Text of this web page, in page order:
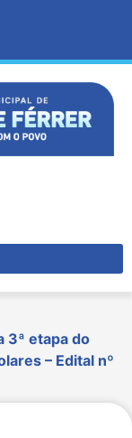
3ª etapa do
– Edital nº